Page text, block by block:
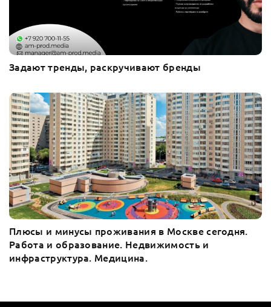
Задают тренды, раскручивают бренды
Плюсы и минусы проживания в Москве сегодня.
Работа и образование. Недвижимость и
инфраструктура. Медицина.